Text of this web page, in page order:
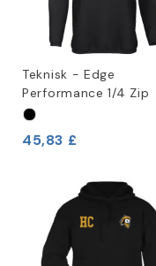
Teknisk - Edge
Performance 1/4 Zip
45,83 £